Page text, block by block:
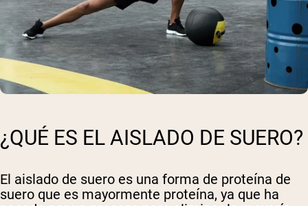
¿QUÉ ES EL AISLADO DE SUERO?
El aislado de suero es una forma de proteína de
suero que es mayormente proteína, ya que ha